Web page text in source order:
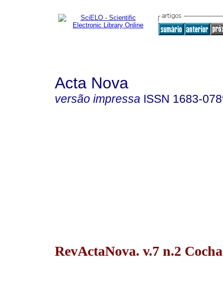
Acta Nova
versão impressa ISSN 1683-
RevActaNova. v.7 n.2